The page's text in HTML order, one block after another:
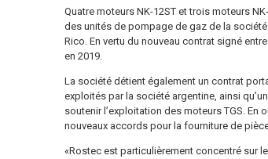
Quatre moteurs NK-12ST et trois moteurs
des unités de pompage de gaz de la
Rico. En vertu du nouveau contrat signé
en 2019.
La société détient également un contrat
exploités par la société argentine, ainsi
soutenir l’exploitation des moteurs TGS.
nouveaux accords pour la fourniture de
«Rostec est particulièrement concentré sur